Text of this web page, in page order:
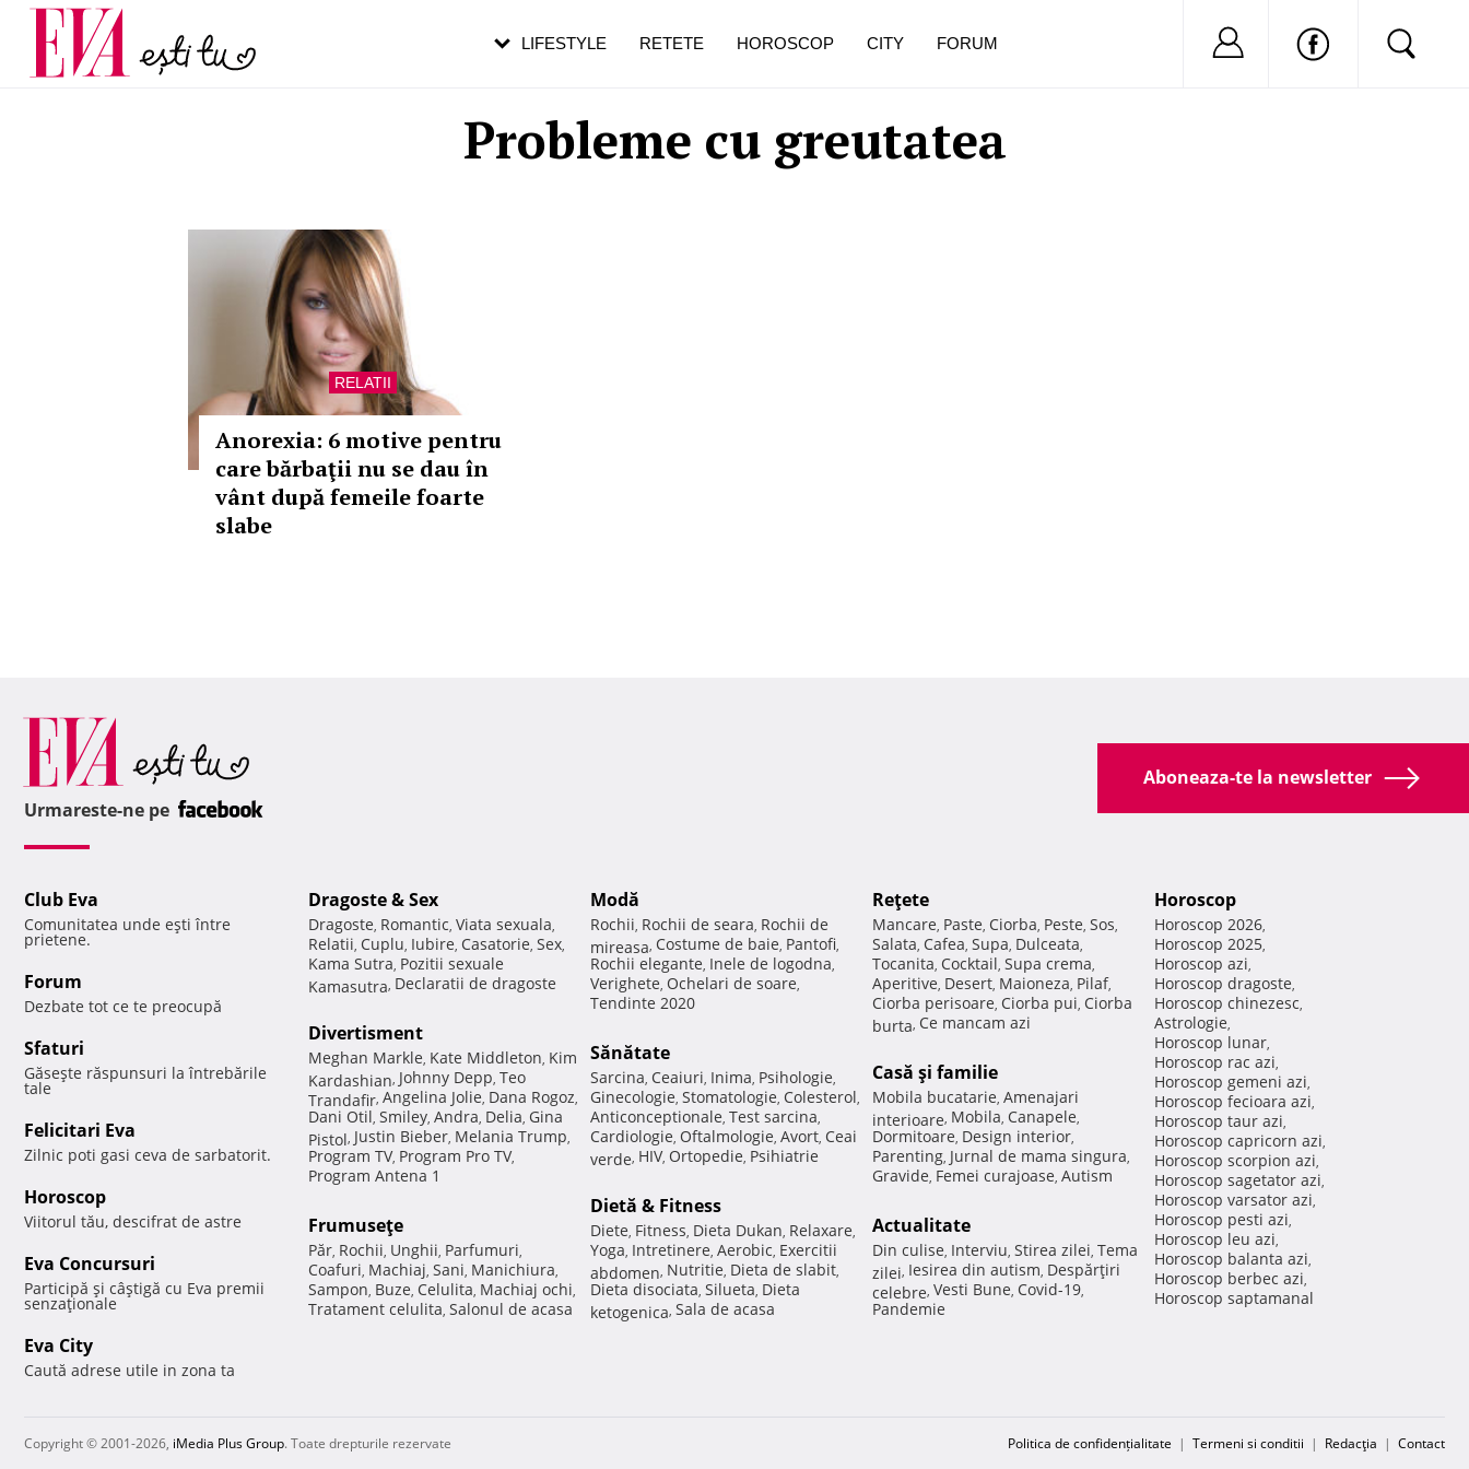
Probleme cu greutatea
RELATII
Anorexia: 6 motive pentru
care bărbaţii nu se dau în
vânt după femeile foarte
slabe
LIFESTYLE RETETE HOROSCOP CITY FORUM Nu ai cont?
Carieră
Actualitate
pe măsură ce înaintezi în vârstă
de dureroasă este investigația
Aboneaza-te la newsletter
Urmareste-ne pe
Club Eva
Comunitatea unde eşti între
prietene.
Forum
Dezbate tot ce te preocupă
Sfaturi
Găseşte răspunsuri la întrebările
tale
Felicitari Eva
Zilnic poti gasi ceva de sarbatorit.
Horoscop
Viitorul tău, descifrat de astre
Eva Concursuri
Participă şi câştigă cu Eva premii
senzaţionale
Eva City
Caută adrese utile in zona ta
Dragoste & Sex
Dragoste, Romantic, Viata sexuala,
Relatii, Cuplu, Iubire, Casatorie, Sex,
Kama Sutra, Pozitii sexuale
Kamasutra, Declaratii de dragoste
Divertisment
Meghan Markle, Kate Middleton, Kim
Kardashian, Johnny Depp, Teo
Trandafir, Angelina Jolie, Dana Rogoz,
Dani Otil, Smiley, Andra, Delia, Gina
Pistol, Justin Bieber, Melania Trump,
Program TV, Program Pro TV,
Program Antena 1
Frumuseţe
Păr, Rochii, Unghii, Parfumuri,
Coafuri, Machiaj, Sani, Manichiura,
Sampon, Buze, Celulita, Machiaj ochi,
Tratament celulita, Salonul de acasa
Modă
Rochii, Rochii de seara, Rochii de
mireasa, Costume de baie, Pantofi,
Rochii elegante, Inele de logodna,
Verighete, Ochelari de soare,
Tendinte 2020
Sănătate
Sarcina, Ceaiuri, Inima, Psihologie,
Ginecologie, Stomatologie, Colesterol,
Anticonceptionale, Test sarcina,
Cardiologie, Oftalmologie, Avort, Ceai
verde, HIV, Ortopedie, Psihiatrie
Dietă & Fitness
Diete, Fitness, Dieta Dukan, Relaxare,
Yoga, Intretinere, Aerobic, Exercitii
abdomen, Nutritie, Dieta de slabit,
Dieta disociata, Silueta, Dieta
ketogenica, Sala de acasa
Reţete
Mancare, Paste, Ciorba, Peste, Sos,
Salata, Cafea, Supa, Dulceata,
Tocanita, Cocktail, Supa crema,
Aperitive, Desert, Maioneza, Pilaf,
Ciorba perisoare, Ciorba pui, Ciorba
burta, Ce mancam azi
Casă şi familie
Mobila bucatarie, Amenajari
interioare, Mobila, Canapele,
Dormitoare, Design interior,
Parenting, Jurnal de mama singura,
Gravide, Femei curajoase, Autism
Actualitate
Din culise, Interviu, Stirea zilei, Tema
zilei, Iesirea din autism, Despărţiri
celebre, Vesti Bune, Covid-19,
Pandemie
Horoscop
Horoscop 2026,
Horoscop 2025,
Horoscop azi,
Horoscop dragoste,
Horoscop chinezesc,
Astrologie,
Horoscop lunar,
Horoscop rac azi,
Horoscop gemeni azi,
Horoscop fecioara azi,
Horoscop taur azi,
Horoscop capricorn azi,
Horoscop scorpion azi,
Horoscop sagetator azi,
Horoscop varsator azi,
Horoscop pesti azi,
Horoscop leu azi,
Horoscop balanta azi,
Horoscop berbec azi,
Horoscop saptamanal
Copyright © 2001-2026, iMedia Plus Group. Toate drepturile rezervate Politica de confidențialitate | Termeni si conditii | Redacţia | Contact